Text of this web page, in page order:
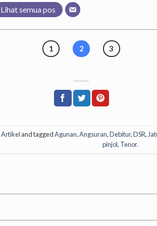
Lihat semua pos
1 2 3
Artikel and taggedAgunan,Angsuran,Debitur,DSR,
pinjol, Tenor.